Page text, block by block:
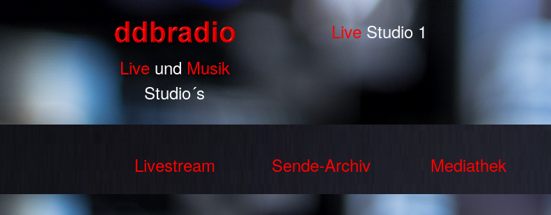
Live und Musik
Studio´s
Live Studio 1
Livestream Sende-Archiv Mediathek